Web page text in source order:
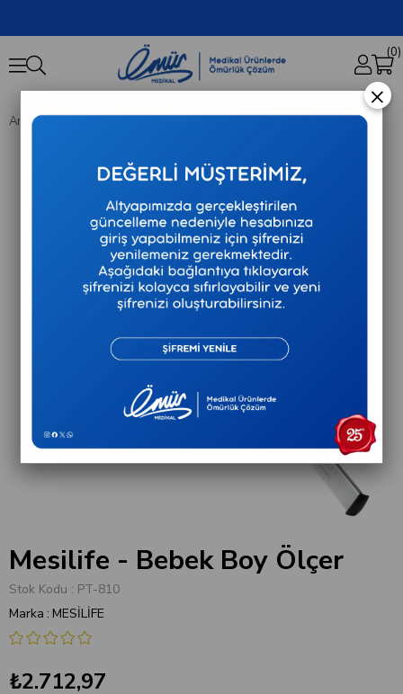
0
Anasayfa Tıbbi Cihazlar Mesilife - Bebek Boy Ölçer
Mesilife - Bebek Boy Ölçer
Stok Kodu
PT-810
Marka : MESİLİFE
₺2.712,97
×